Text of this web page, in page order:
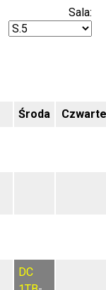
Sala:
Środa
DC